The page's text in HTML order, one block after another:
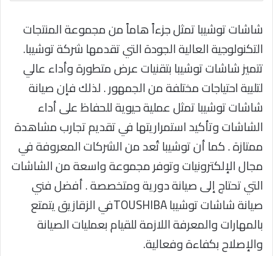
شاشات توشيبا تمثل جزءاً هاماً من مجموعة المنتجات
التكنولوجية العالية الجودة التي تقدمها شركة توشيبا.
تتميز شاشات توشيبا بتقنيات عرض متطورة وأداء عالي
لتلبية احتياجات مختلفة من الجمهور . لذلك فإن صيانة
شاشات توشيبا تمثل عملية حيوية للحفاظ على أداء
الشاشات وتأكيد استمراريتها في تقديم تجارب مشاهدة
ممتازة . كما أن توشيبا تُعد من الشركات المعروفة في
مجال الإلكترونيات وتوفر مجموعة واسعة من الشاشات
التي تحتاج إلى صيانة دورية ومتخصصة . أفضل فني
صيانة شاشات توشيبا TOUSHIBAفي الزقازيق يتمتع
بالمهارات والمعرفة اللازمة للقيام بعمليات الصيانة
والإصلاح بكفاءة وفعالية.